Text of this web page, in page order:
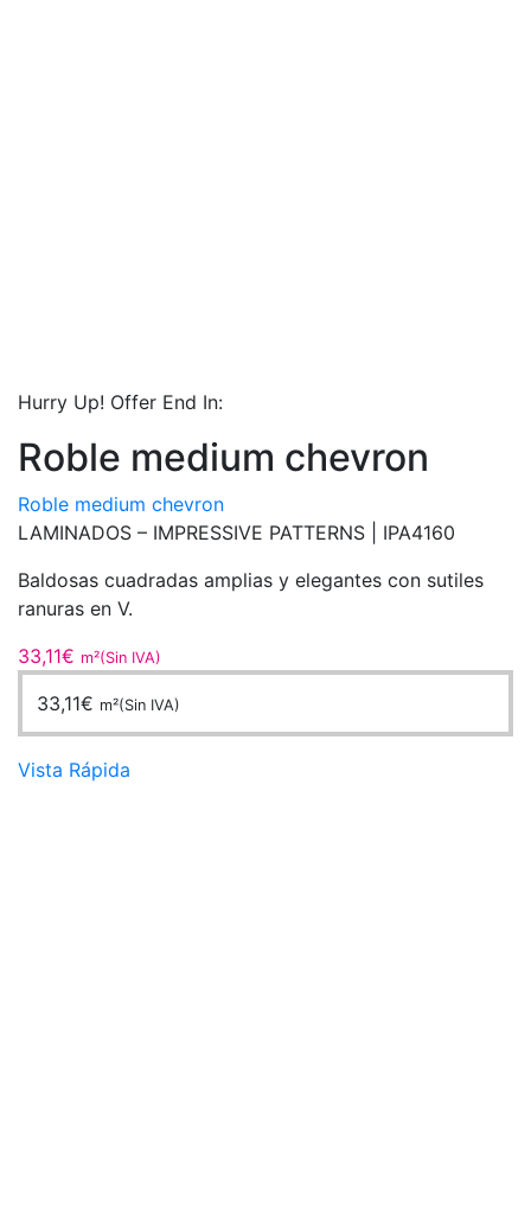
Hurry Up! Offer End In:
Roble medium chevron
Roble medium chevron
LAMINADOS – IMPRESSIVE PATTERNS |
IPA4160
Baldosas cuadradas amplias y elegantes con sutiles
ranuras en V.
33,11€ m²(Sin IVA)
33,11€ m²(Sin IVA)
Vista Rápida